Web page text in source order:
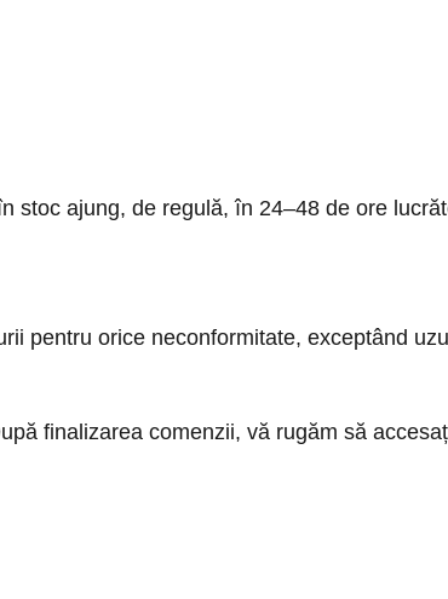
stoc ajung, de regulă, în 24–48 de ore
pentru orice neconformitate, exceptând
finalizarea comenzii, vă rugăm să